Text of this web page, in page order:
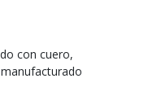
con cuero,